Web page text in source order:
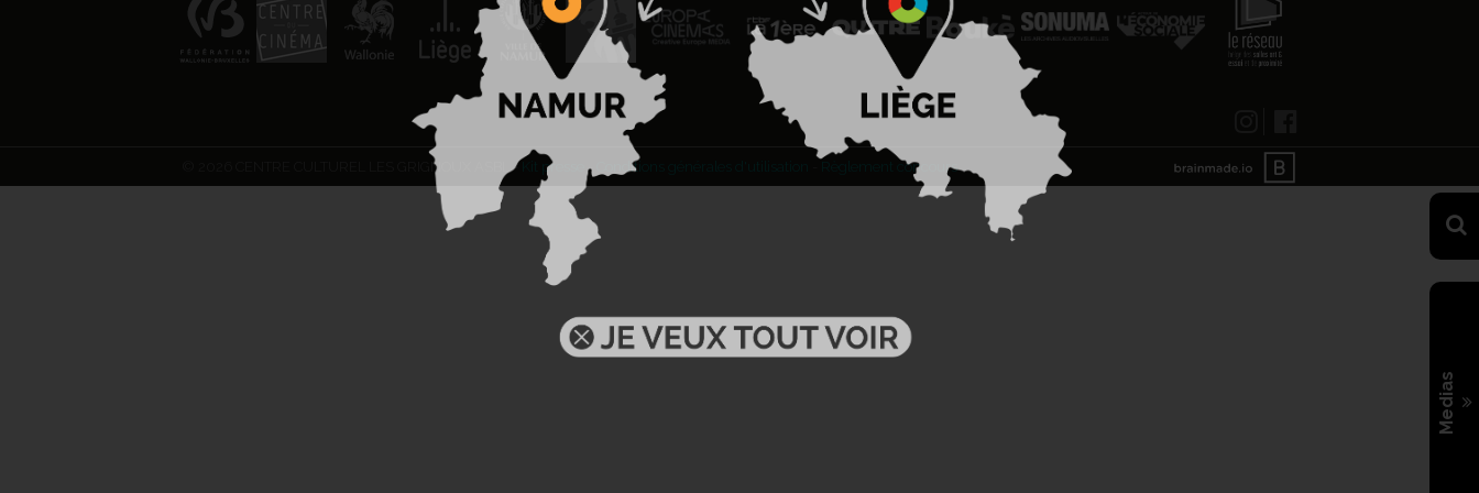
Medias
© 2026 CENTRE CULTUREL LES GRIGNOUX ASBL - Kit presse - Conditions générales d'utilisation Règlement concours